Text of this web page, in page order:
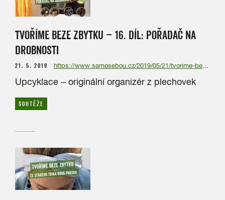
TVOŘÍME BEZE ZBYTKU – 16. DÍL: POŘADAČ NA
DROBNOSTI
21. 5. 2019 https://www.samosebou.cz/2019/05/21/tvorime-beze-zbytku-16-dil-poradac-na-drobnosti/
Upcyklace – originální organizér z plechovek
SOUTĚŽE